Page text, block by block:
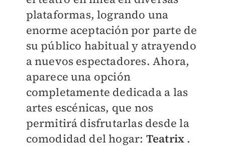
plataformas, logrando una
enorme aceptación por parte de
su público habitual y atrayendo
a nuevos espectadores. Ahora,
aparece una opción
completamente dedicada a las
artes escénicas, que nos
permitirá disfrutarlas desde la
comodidad del hogar: Teatrix .